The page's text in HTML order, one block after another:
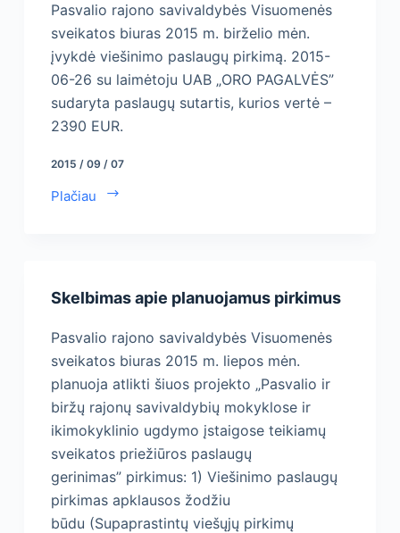
Pasvalio rajono savivaldybės Visuomenės
sveikatos biuras 2015 m. birželio mėn.
įvykdė viešinimo paslaugų pirkimą. 2015-
06-26 su laimėtoju UAB „ORO PAGALVĖS”
sudaryta paslaugų sutartis, kurios vertė –
2390 EUR.
2015 / 09 / 07
Plačiau
Skelbimas apie planuojamus pirkimus
Pasvalio rajono savivaldybės Visuomenės
sveikatos biuras 2015 m. liepos mėn.
planuoja atlikti šiuos projekto „Pasvalio ir
biržų rajonų savivaldybių mokyklose ir
ikimokyklinio ugdymo įstaigose teikiamų
sveikatos priežiūros paslaugų
gerinimas” pirkimus: 1) Viešinimo paslaugų
pirkimas apklausos žodžiu
būdu (Supaprastintų viešųjų pirkimų